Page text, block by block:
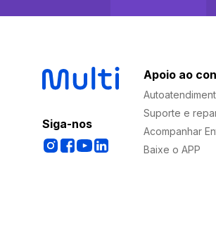
Siga-nos
Apoio ao
Suporte e
Acompanhar
Baixe o APP